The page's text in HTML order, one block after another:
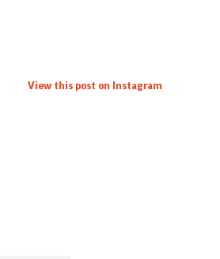
View this post on Instagram